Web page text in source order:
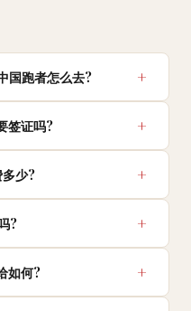
国跑者怎么去?
签证吗?
少?
?
如何?